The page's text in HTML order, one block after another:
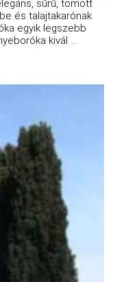
sűrű, tömött
és talajtakarónak
egyik legszebb
kivál ...